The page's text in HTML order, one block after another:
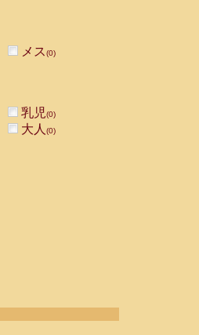
メス(0)
乳児(0)
大人 (0)